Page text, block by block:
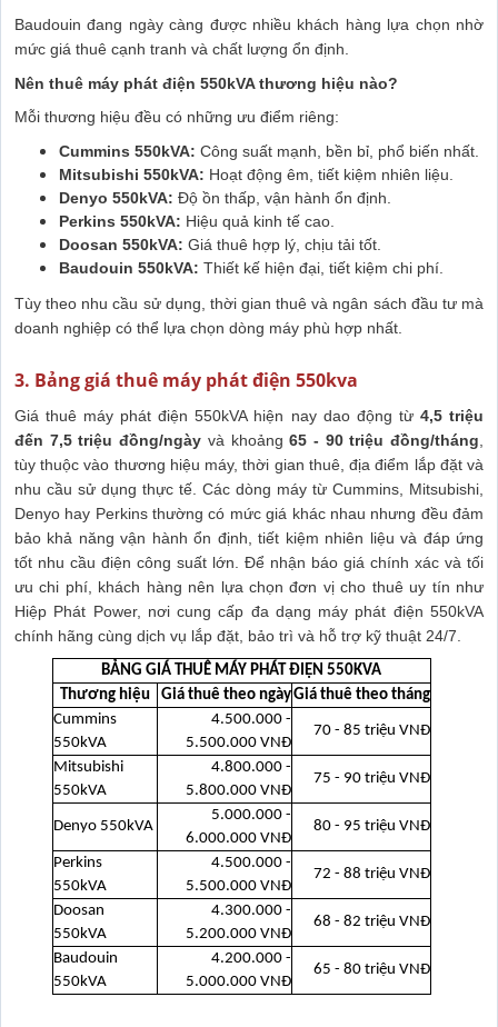
Baudouin đang ngày càng được nhiều khách hàng lựa chọn nhờ
mức giá thuê cạnh tranh và chất lượng ổn định.
Nên thuê máy phát điện 550kVA thương hiệu nào?
Mỗi thương hiệu đều có những ưu điểm riêng:
Cummins 550kVA: Công suất mạnh, bền bỉ, phổ biến nhất.
Mitsubishi 550kVA: Hoạt động êm, tiết kiệm nhiên liệu.
Denyo 550kVA: Độ ồn thấp, vận hành ổn định.
Perkins 550kVA: Hiệu quả kinh tế cao.
Doosan 550kVA: Giá thuê hợp lý, chịu tải tốt.
Baudouin 550kVA: Thiết kế hiện đại, tiết kiệm chi phí.
Tùy theo nhu cầu sử dụng, thời gian thuê và ngân sách đầu tư mà
doanh nghiệp có thể lựa chọn dòng máy phù hợp nhất.
3. Bảng giá thuê máy phát điện 550kva
Giá thuê máy phát điện 550kVA hiện nay dao động từ 4,5 triệu
đến 7,5 triệu đồng/ngày và khoảng65 - 90 triệu đồng/tháng
tùy thuộc vào thương hiệu máy, thời gian thuê, địa điểm lắp đặt và
nhu cầu sử dụng thực tế. Các dòng máy từ Cummins, Mitsubishi,
Denyo hay Perkins thường có mức giá khác nhau nhưng đều đảm
bảo khả năng vận hành ổn định, tiết kiệm nhiên liệu và đáp ứng
tốt nhu cầu điện công suất lớn. Để nhận báo giá chính xác và tối
ưu chi phí, khách hàng nên lựa chọn đơn vị cho thuê uy tín như
Hiệp Phát Power, nơi cung cấp đa dạng máy phát điện 550kVA
chính hãng cùng dịch vụ lắp đặt, bảo trì và hỗ trợ kỹ thuật 24/7.
BẢNG GIÁ THUÊ MÁY PHÁT ĐIỆN 550KVA
Thương hiệu
Giá thuê theo ngàyGiá thuê theo tháng
Cummins
550kVA
4.500.000 -
5.500.000 VNĐ
70 - 85 triệu VNĐ
Mitsubishi
550kVA
4.800.000 -
5.800.000 VNĐ
75 - 90 triệu VNĐ
Denyo 550kVA
5.000.000 -
6.000.000 VNĐ
80 - 95 triệu VNĐ
Perkins
550kVA
4.500.000 -
5.500.000 VNĐ
72 - 88 triệu VNĐ
Doosan
550kVA
4.300.000 -
5.200.000 VNĐ
68 - 82 triệu VNĐ
Baudouin
550kVA
4.200.000 -
5.000.000 VNĐ
65 - 80 triệu VNĐ